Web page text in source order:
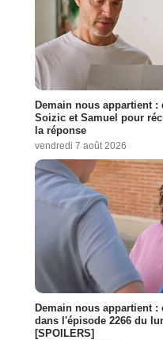
Demain nous appartient
Soizic et Samuel pour
la réponse
vendredi 7 août 2026
Demain nous appartient :
dans l'épisode 2266 du
[SPOILERS]